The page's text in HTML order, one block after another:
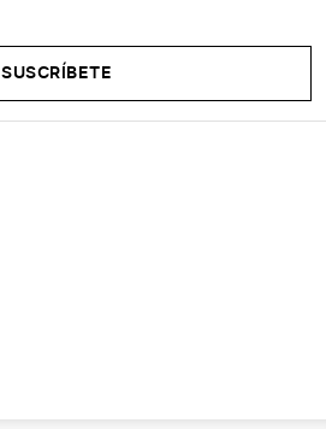
SUSCRÍBETE